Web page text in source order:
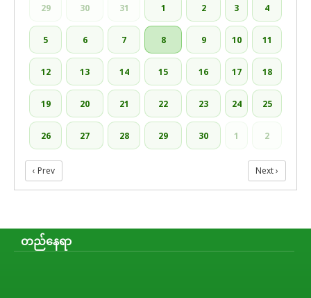
29 30 31 1 2 3 4
5 6 7 8 9 10 11
12 13 14 15 16 17 18
19 20 21 22 23 24 25
26 27 28 29 30 1 2
‹ Prev Next ›
တည်နေရာ